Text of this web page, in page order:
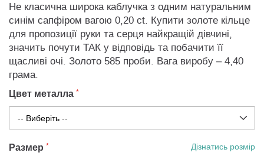
Не класична широка каблучка з одним натуральним
синім сапфіром вагою 0,20 ct. Купити золоте кільце
для пропозиції руки та серця найкращій дівчині,
значить почути ТАК у відповідь та побачити її
щасливі очі. Золото 585 проби. Вага виробу – 4,40
грама.
Цвет металла
Размер Дізнатись розмір